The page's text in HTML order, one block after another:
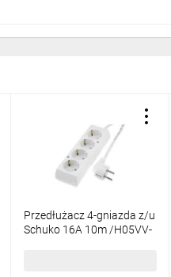
Przedłużacz 4-gniazda z/u
Schuko 16A 10m /H05VV-